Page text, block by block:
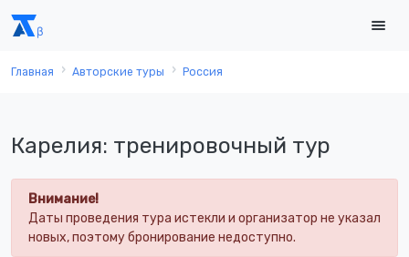
Главная Авторские туры Россия
Карелия: тренировочный тур
Внимание!
Даты проведения тура истекли и организатор не указал
новых, поэтому бронирование недоступно.